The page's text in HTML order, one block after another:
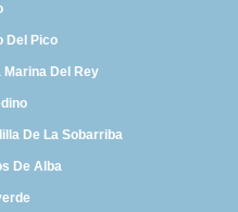
Del Pico
Marina Del Rey
De La Sobarriba
De Alba